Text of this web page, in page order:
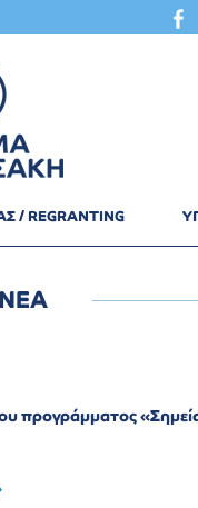
/ REGRANTING
προγράμματος